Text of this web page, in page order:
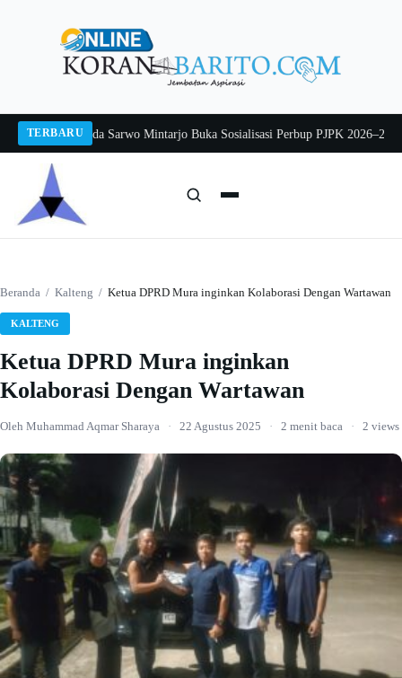
TERBARU
2026Pj Sekda Sarwo Mintarjo Buka Sosialisasi Perbup PJPK 2026–2030
Beranda / Kalteng / Ketua DPRD Mura inginkan Kolaborasi Dengan Wartawan
KALTENG
Ketua DPRD Mura inginkan
Kolaborasi Dengan Wartawan
Oleh Muhammad Aqmar Sharaya · 22 Agustus 2025 · 2 menit baca · 2 views